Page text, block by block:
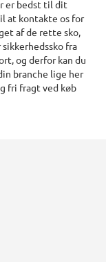
er bedst til dit
at kontakte os for
af de rette sko,
fra
og derfor kan du
branche lige her
fri fragt ved køb